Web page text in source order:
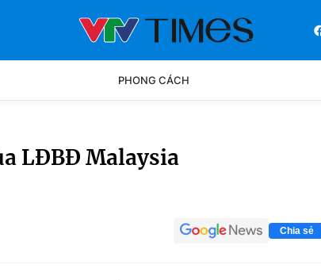
PHONG CÁCH
LĐBĐ Malaysia
Chia sẻ